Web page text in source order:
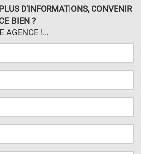
D'INFORMATIONS, CONVENIR
BIEN ?
AGENCE !...